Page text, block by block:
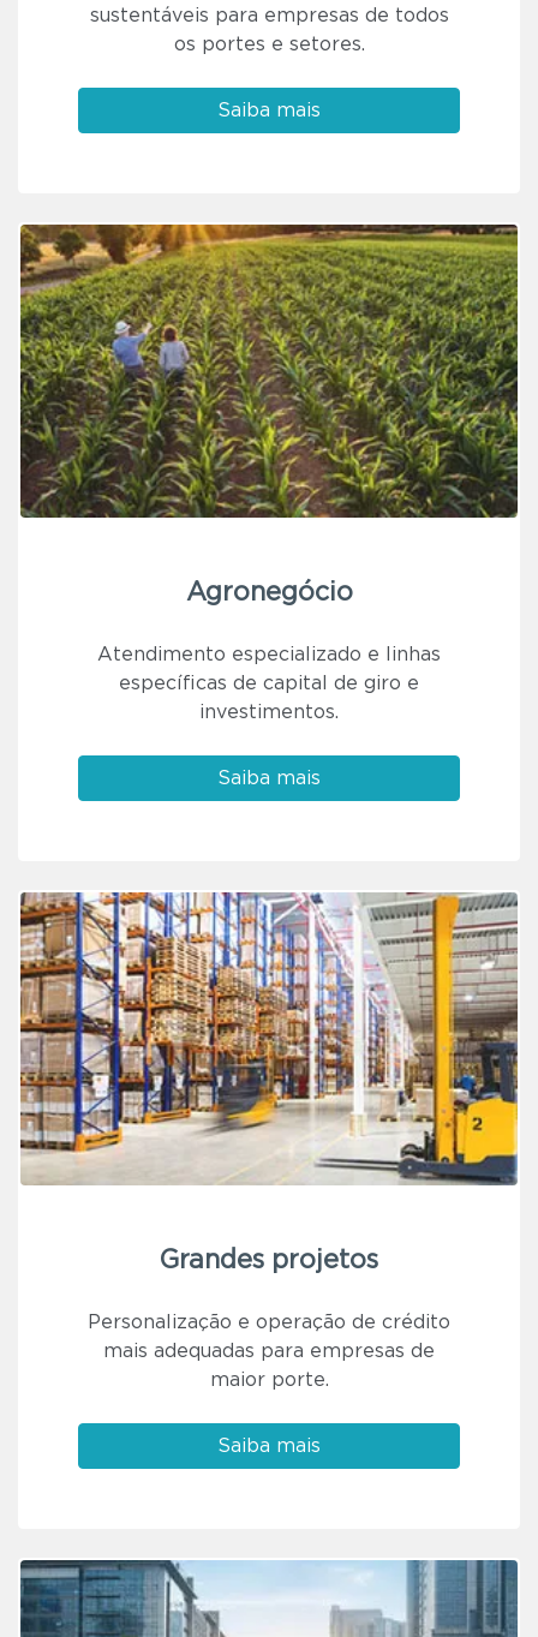
sustentáveis para empresas de todos
os portes e setores.
Saiba mais
Agronegócio
Atendimento especializado e linhas
específicas de capital de giro e
investimentos.
Saiba mais
Grandes projetos
Personalização e operação de crédito
mais adequadas para empresas de
maior porte.
Saiba mais